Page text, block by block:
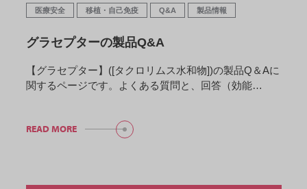
医療安全 移植・自己免疫 Q&A 製品情報
グラセプターの製品Q&A
【グラセプター】([タクロリムス水和物])の製品Q＆Aに
関するページです。よくある質問と、回答（効能…
READ MORE